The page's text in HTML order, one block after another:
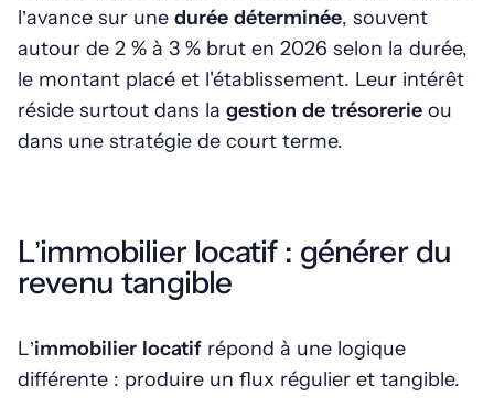
l’avance sur une durée déterminée, souvent
autour de 2 % à 3 % brut en 2026 selon la durée,
le montant placé et l'établissement. Leur intérêt
réside surtout dans la gestion de trésorerie ou
dans une stratégie de court terme.
L’immobilier locatif : générer du
revenu tangible
L’immobilier locatif répond à une logique
différente : produire un flux régulier et tangible.